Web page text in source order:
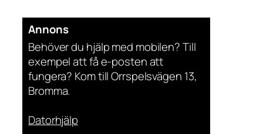
Annons
Behöver du hjälp med mobilen? Till
exempel att få e-posten att
fungera? Kom till Orrspelsvägen 13,
Bromma.
Datorhjälp